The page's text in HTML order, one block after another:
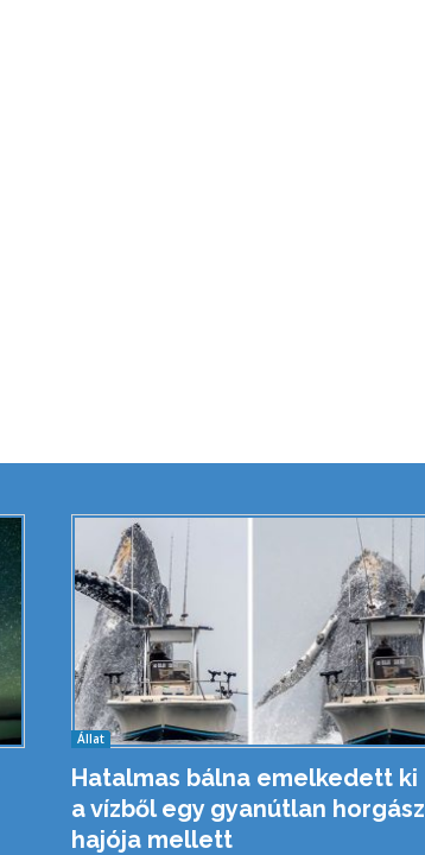
Állat
Hatalmas bálna emelkedett ki
a vízből egy gyanútlan horgász
hajója mellett